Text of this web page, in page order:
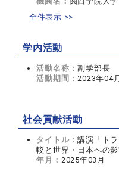
全件表示 >>
学内活動
活動名称：副学部長
活動期間：2023年04
社会貢献活動
タイトル：講演「ト
較と世界・日本への
年月： 2025年03月